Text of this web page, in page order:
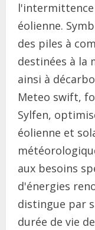
éolienne.
des piles à
destinées à
ainsi à
Meteo swift,
Sylfen,
éolienne et
aux besoins
d'énergies
distingue par
durée de vie